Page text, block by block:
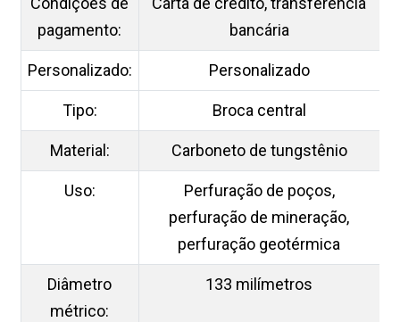
pagamento:
bancária
Personalizado: Personalizado
Tipo: Broca central
Material: Carboneto de tungstênio
Uso:
Perfuração de poços,
perfuração de mineração,
perfuração geotérmica
Diâmetro
métrico:
133 milímetros